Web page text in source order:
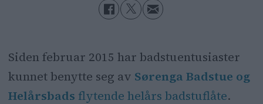
Siden februar 2015 har badstuentusiaster
kunnet benytte seg av Sørenga Badstue og
Helårsbads flytende helårs badstuflåte.